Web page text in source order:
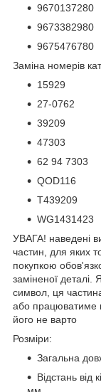
9670137280
9673382980
9675476780
Заміна номерів
15929
27-0762
39209
47303
62 94 7303
QOD116
T439209
WG1431423
УВАГА! наведені
частин, для яких
покупкою
заміненої деталі.
символ, ця
або працюватиме
його не варто
Розміри:
Загальна
Відстань від